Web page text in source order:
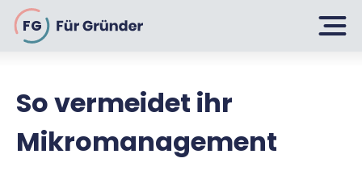
FG
Planen
So vermeidet ihr
Mikromanagement